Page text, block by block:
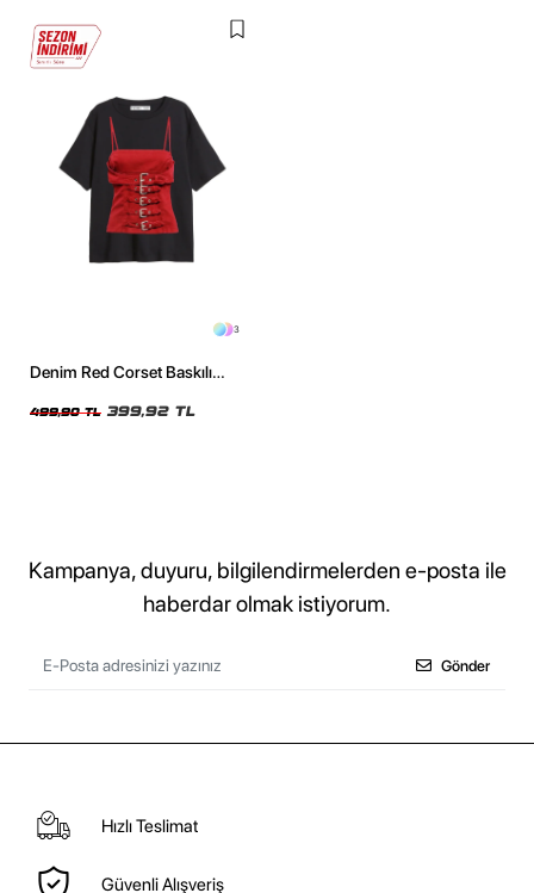
3
Denim Red Corset Baskılı
499,90 TL 399,92 TL
Kampanya, duyuru, bilgilendirmelerden e-posta ile
haberdar olmak istiyorum.
Gönder
Hızlı Teslimat
Güvenli Alışveriş